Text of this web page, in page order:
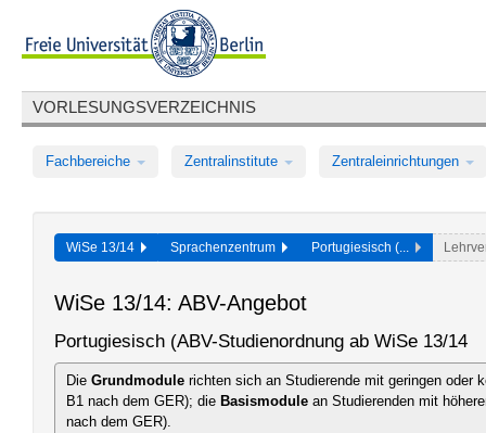
VORLESUNGSVERZEICHNIS
Fachbereiche Zentralinstitute Zentraleinrichtungen
WiSe 13/14 Sprachenzentrum Portugiesisch (...
WiSe 13/14: ABV-Angebot
Portugiesisch (ABV-Studienordnung ab WiSe 13/14
Die Grundmodule richten sich an Studierende mit geringen oder
B1 nach dem GER); die Basismodule an Studierenden mit
nach dem GER).